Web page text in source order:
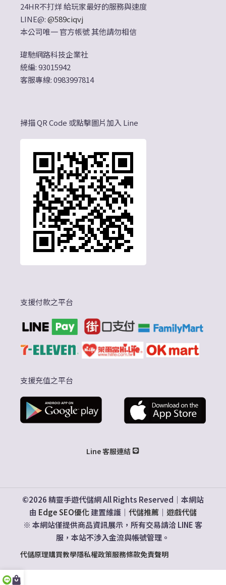
24HR不打烊 給玩家最好的服務與速度
LINE@:@589ciqvj
本公司唯一 官方帳號 其他請勿相信
瑋馳網路科技企業社
統編: 93015942
客服專線: 0983997814
掃描 QR Code 或點擊圖片加入 Line
支援付款之平台
支援充值之平台
Line 客服連結
©2026 精靈手遊代儲網 All Rights Reserved｜本網站
由 Edge SEO優化建置維護｜ 代儲推薦｜ 遊戲代儲
※ 本網站僅提供商品資訊展示，所有交易請洽 LINE 客
服，本站不涉入金流與帳號管理。
代儲原理購買教學隱私權政策服務條款免責聲明